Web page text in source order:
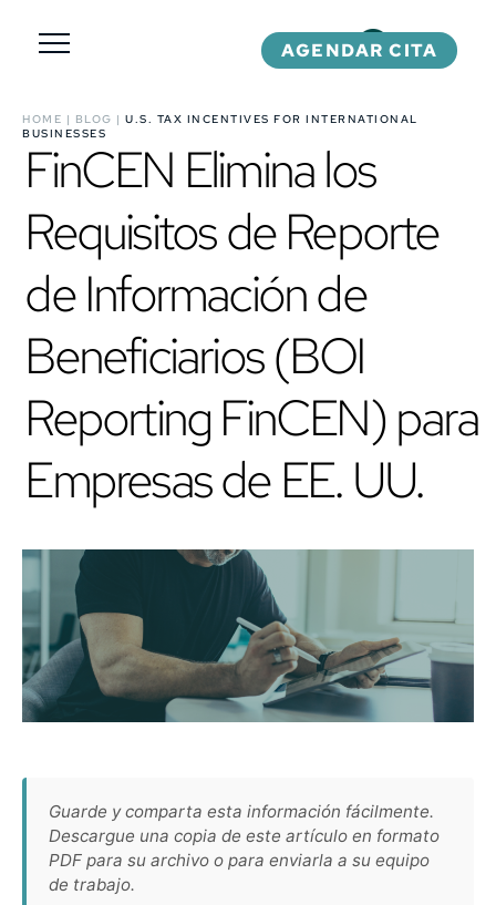
AGENDAR CITA
HOME | BLOG | U.S. TAX INCENTIVES FOR INTERNATIONAL
BUSINESSES
FinCEN Elimina los
Requisitos de Reporte
de Información de
Beneficiarios (BOI
Reporting FinCEN) para
Empresas de EE. UU.
Guarde y comparta esta información fácilmente.
Descargue una copia de este artículo en formato
PDF para su archivo o para enviarla a su equipo
de trabajo.